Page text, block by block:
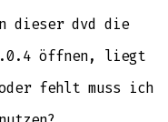
dieser dvd die
öffnen, liegt
fehlt muss ich